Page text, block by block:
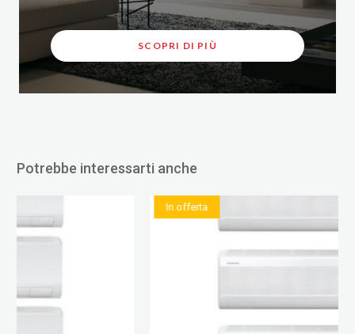
SCOPRI DI PIÙ
Potrebbe interessarti anche